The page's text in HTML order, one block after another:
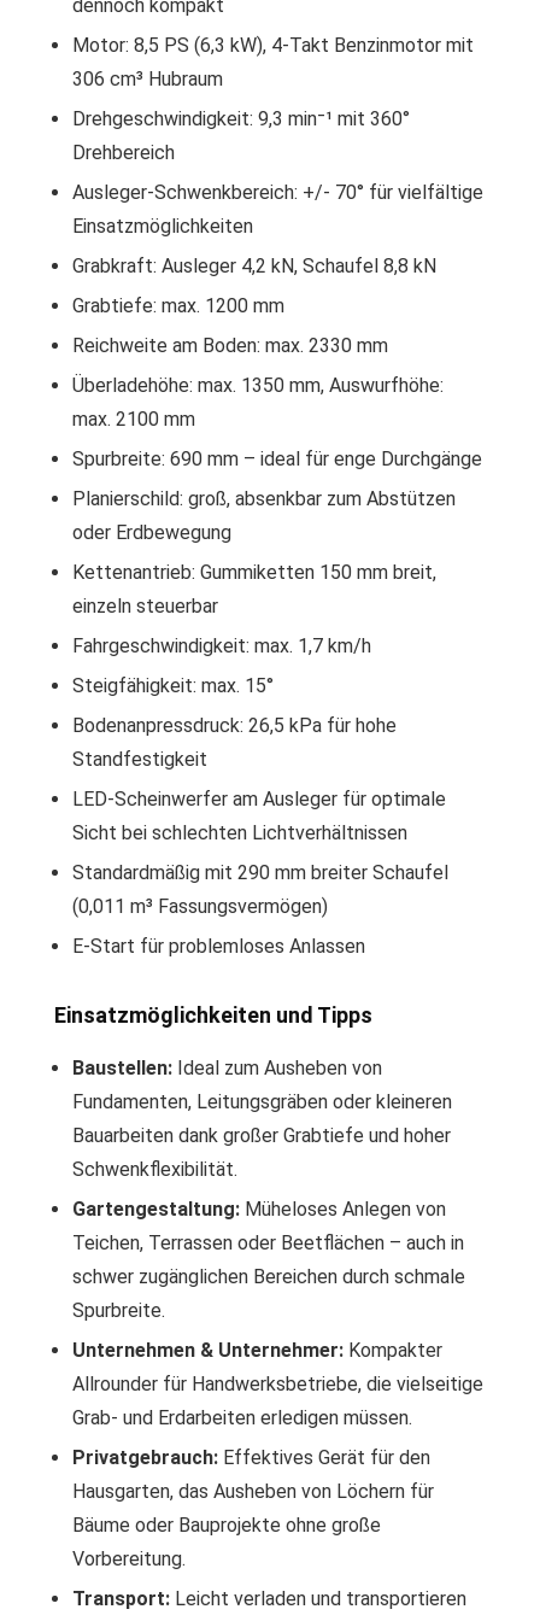
dennoch kompakt
Motor: 8,5 PS (6,3 kW), 4-Takt Benzinmotor mit
306 cm³ Hubraum
Drehgeschwindigkeit: 9,3 min⁻¹ mit 360°
Drehbereich
Ausleger-Schwenkbereich: +/- 70° für vielfältige
Einsatzmöglichkeiten
Grabkraft: Ausleger 4,2 kN, Schaufel 8,8 kN
Grabtiefe: max. 1200 mm
Reichweite am Boden: max. 2330 mm
Überladehöhe: max. 1350 mm, Auswurfhöhe:
max. 2100 mm
Spurbreite: 690 mm – ideal für enge Durchgänge
Planierschild: groß, absenkbar zum Abstützen
oder Erdbewegung
Kettenantrieb: Gummiketten 150 mm breit,
einzeln steuerbar
Fahrgeschwindigkeit: max. 1,7 km/h
Steigfähigkeit: max. 15°
Bodenanpressdruck: 26,5 kPa für hohe
Standfestigkeit
LED-Scheinwerfer am Ausleger für optimale
Sicht bei schlechten Lichtverhältnissen
Standardmäßig mit 290 mm breiter Schaufel
(0,011 m³ Fassungsvermögen)
E-Start für problemloses Anlassen
Einsatzmöglichkeiten und Tipps
Baustellen: Ideal zum Ausheben von
Fundamenten, Leitungsgräben oder kleineren
Bauarbeiten dank großer Grabtiefe und hoher
Schwenkflexibilität.
Gartengestaltung: Müheloses Anlegen von
Teichen, Terrassen oder Beetflächen – auch in
schwer zugänglichen Bereichen durch schmale
Spurbreite.
Unternehmen & Unternehmer: Kompakter
Allrounder für Handwerksbetriebe, die vielseitige
Grab- und Erdarbeiten erledigen müssen.
Privatgebrauch: Effektives Gerät für den
Hausgarten, das Ausheben von Löchern für
Bäume oder Bauprojekte ohne große
Vorbereitung.
Transport: Leicht verladen und transportieren